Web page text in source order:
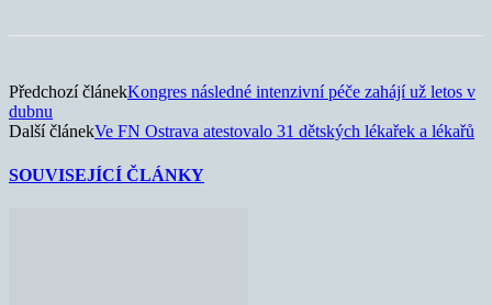
Předchozí článekKongres následné intenzivní péče zahájí už letos v
dubnu
Další článekVe FN Ostrava atestovalo 31 dětských lékařek a lékařů
SOUVISEJÍCÍ ČLÁNKY